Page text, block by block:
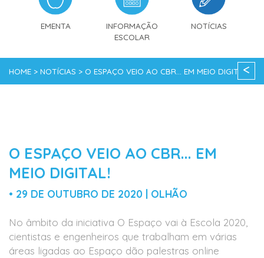
EMENTA
INFORMAÇÃO
ESCOLAR
NOTÍCIAS
HOME > NOTÍCIAS > O ESPAÇO VEIO AO CBR... EM MEIO DIGITAL!
<
O ESPAÇO VEIO AO CBR... EM
MEIO DIGITAL!
• 29 DE OUTUBRO DE 2020 | OLHÃO
No âmbito da iniciativa O Espaço vai à Escola 2020,
cientistas e engenheiros que trabalham em várias
áreas ligadas ao Espaço dão palestras online